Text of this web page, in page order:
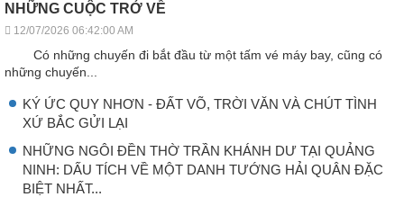
NHỮNG CUỘC TRỞ VỀ
12/07/2026 06:42:00 AM
Có những chuyến đi bắt đầu từ một tấm vé máy bay, cũng có
những chuyến...
KÝ ỨC QUY NHƠN - ĐẤT VÕ, TRỜI VĂN VÀ CHÚT TÌNH
XỨ BẮC GỬI LẠI
NHỮNG NGÔI ĐỀN THỜ TRẦN KHÁNH DƯ TẠI QUẢNG
NINH: DẤU TÍCH VỀ MỘT DANH TƯỚNG HẢI QUÂN ĐẶC
BIỆT NHẤT...